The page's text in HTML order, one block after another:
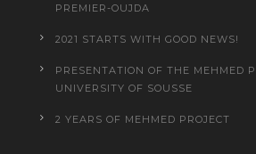
PREMIER-OUJDA
2021 STARTS WITH GOOD NEWS!
PRESENTATION OF THE MEHMED
UNIVERSITY OF SOUSSE
2 YEARS OF MEHMED PROJECT